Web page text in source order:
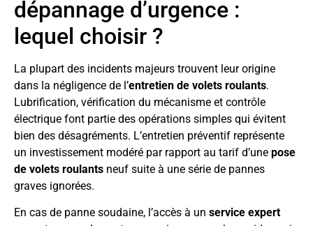
dépannage d’urgence :
lequel choisir ?
La plupart des incidents majeurs trouvent leur origine
dans la négligence de l’entretien de volets roulants.
Lubrification, vérification du mécanisme et contrôle
électrique font partie des opérations simples qui évitent
bien des désagréments. L’entretien préventif représente
un investissement modéré par rapport au tarif d’une pose
de volets roulants neuf suite à une série de pannes
graves ignorées.
En cas de panne soudaine, l’accès à un service expert